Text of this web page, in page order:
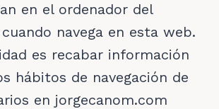
en el ordenador del
navega en esta web.
es recabar información
hábitos de navegación de
en jorgecanom.com